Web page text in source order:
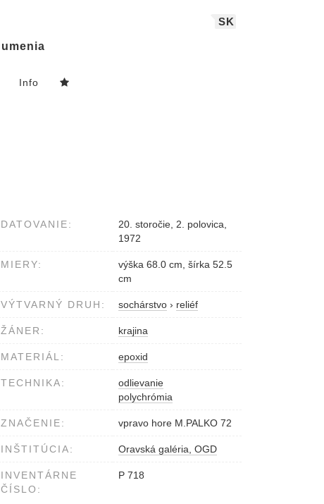
SK
umenia
Info
DATOVANIE:
20. storočie, 2. polovica,
1972
MIERY:
výška 68.0 cm, šírka 52.5
cm
VÝTVARNÝ DRUH: sochárstvo › reliéf
ŽÁNER: krajina
MATERIÁL: epoxid
TECHNIKA:
odlievanie
polychrómia
ZNAČENIE: vpravo hore M.PALKO 72
INŠTITÚCIA: Oravská galéria, OGD
INVENTÁRNE
ČÍSLO:
P 718